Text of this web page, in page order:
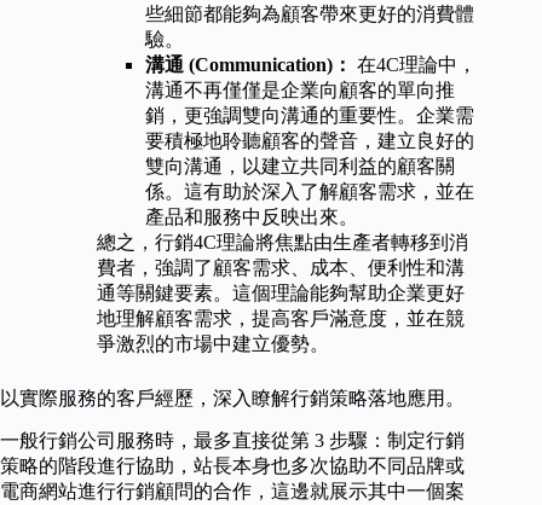
些細節都能夠為顧客帶來更好的消費體
驗。
溝通 (Communication)： 在4C理論中，
溝通不再僅僅是企業向顧客的單向推
銷，更強調雙向溝通的重要性。企業需
要積極地聆聽顧客的聲音，建立良好的
雙向溝通，以建立共同利益的顧客關
係。這有助於深入了解顧客需求，並在
產品和服務中反映出來。
總之，行銷4C理論將焦點由生產者轉移到消
費者，強調了顧客需求、成本、便利性和溝
通等關鍵要素。這個理論能夠幫助企業更好
地理解顧客需求，提高客戶滿意度，並在競
爭激烈的市場中建立優勢。
以實際服務的客戶經歷，深入瞭解行銷策略落地應用。
一般行銷公司服務時，最多直接從第 3 步驟：制定行銷
策略的階段進行協助，站長本身也多次協助不同品牌或
電商網站進行行銷顧問的合作，這邊就展示其中一個案